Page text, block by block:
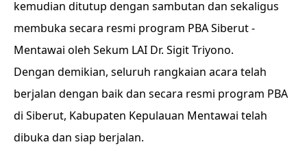
kemudian ditutup dengan sambutan dan sekaligus
membuka secara resmi program PBA Siberut -
Mentawai oleh Sekum LAI Dr. Sigit Triyono.
Dengan demikian, seluruh rangkaian acara telah
berjalan dengan baik dan secara resmi program PBA
di Siberut, Kabupaten Kepulauan Mentawai telah
dibuka dan siap berjalan.